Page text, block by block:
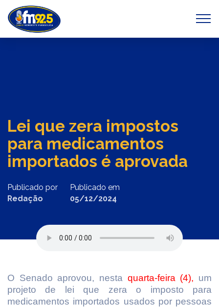
Previous Next
Lei que zera impostos
para medicamentos
importados é aprovada
Publicado por
Redação
Publicado em
05/12/2024
O Senado aprovou, nesta quarta-feira (4), um
projeto de lei que zera o imposto para
medicamentos importados usados por pessoas